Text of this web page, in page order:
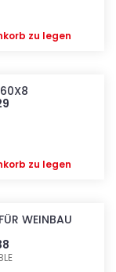
zu legen
zu legen
WEINBAU